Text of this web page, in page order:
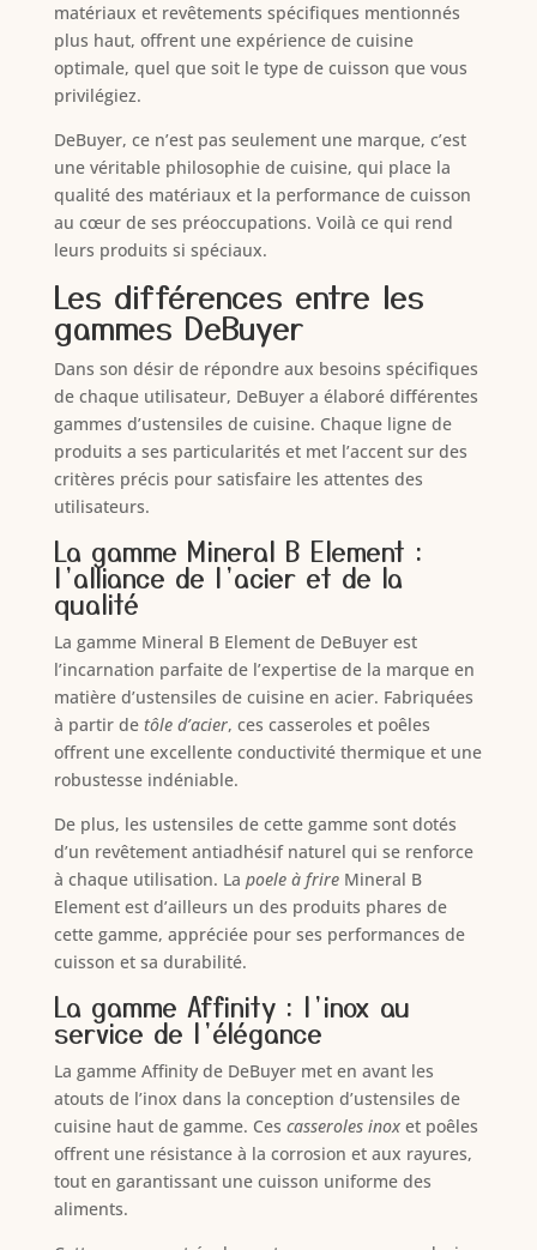
matériaux et revêtements spécifiques mentionnés
plus haut, offrent une expérience de cuisine
optimale, quel que soit le type de cuisson que vous
privilégiez.
DeBuyer, ce n’est pas seulement une marque, c’est
une véritable philosophie de cuisine, qui place la
qualité des matériaux et la performance de cuisson
au cœur de ses préoccupations. Voilà ce qui rend
leurs produits si spéciaux.
Les différences entre les
gammes DeBuyer
Dans son désir de répondre aux besoins spécifiques
de chaque utilisateur, DeBuyer a élaboré différentes
gammes d’ustensiles de cuisine. Chaque ligne de
produits a ses particularités et met l’accent sur des
critères précis pour satisfaire les attentes des
utilisateurs.
La gamme Mineral B Element :
l’alliance de l’acier et de la
qualité
La gamme Mineral B Element de DeBuyer est
l’incarnation parfaite de l’expertise de la marque en
matière d’ustensiles de cuisine en acier. Fabriquées
à partir de tôle d’acier, ces casseroles et poêles
offrent une excellente conductivité thermique et une
robustesse indéniable.
De plus, les ustensiles de cette gamme sont dotés
d’un revêtement antiadhésif naturel qui se renforce
à chaque utilisation. La poele à frireMineral B
Element est d’ailleurs un des produits phares de
cette gamme, appréciée pour ses performances de
cuisson et sa durabilité.
La gamme Affinity : l’inox au
service de l’élégance
La gamme Affinity de DeBuyer met en avant les
atouts de l’inox dans la conception d’ustensiles de
cuisine haut de gamme. Ces casseroles inoxet poêles
offrent une résistance à la corrosion et aux rayures,
tout en garantissant une cuisson uniforme des
aliments.